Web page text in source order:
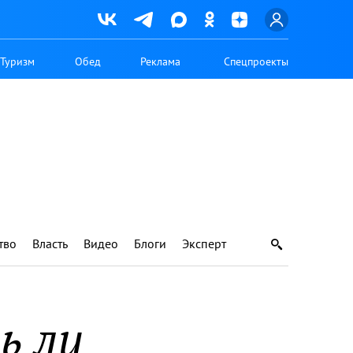
Туризм Обед Реклама Спецпроекты
Власть Видео Блоги Эксперт
ли